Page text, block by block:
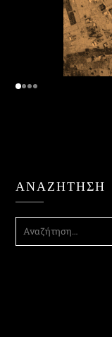
ΑΝΑΖΉΤΗΣΗ
ΓΙΑ: